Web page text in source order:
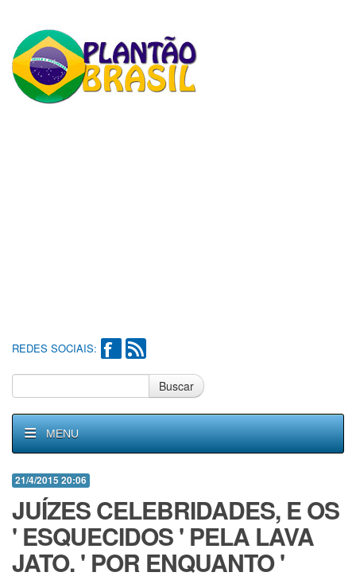
REDES SOCIAIS:
Buscar
MENU
21/4/2015 20:06
JUÍZES CELEBRIDADES, E OS
' ESQUECIDOS ' PELA LAVA
JATO. ' POR ENQUANTO '